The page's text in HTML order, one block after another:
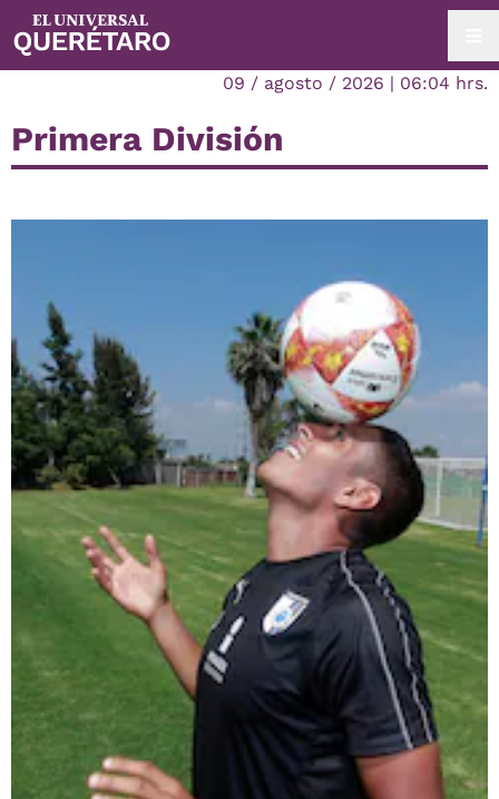
09 / agosto / 2026 | 06:04 hrs.
Primera División